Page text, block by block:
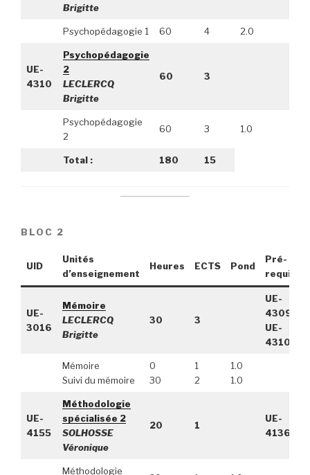
Brigitte
Psychopédagogie 1 60 4 2.0
UE-
4310
Psychopédagogie
2
LECLERCQ
Brigitte
60 3
Psychopédagogie
2
60 3 1.0
Total : 180 15
BLOC 2
UID
Unités
d’enseignement
Heures ECTS Pond
Pré-
requis
UE-
3016
Mémoire
LECLERCQ
Brigitte
30 3
UE-
4309,
UE-
4310
Mémoire
Suivi du mémoire
0
30
1
2
1.0
1.0
UE-
4155
Méthodologie
spécialisée 2
SOLHOSSE
Véronique
20 1
UE-
4136
Méthodologie